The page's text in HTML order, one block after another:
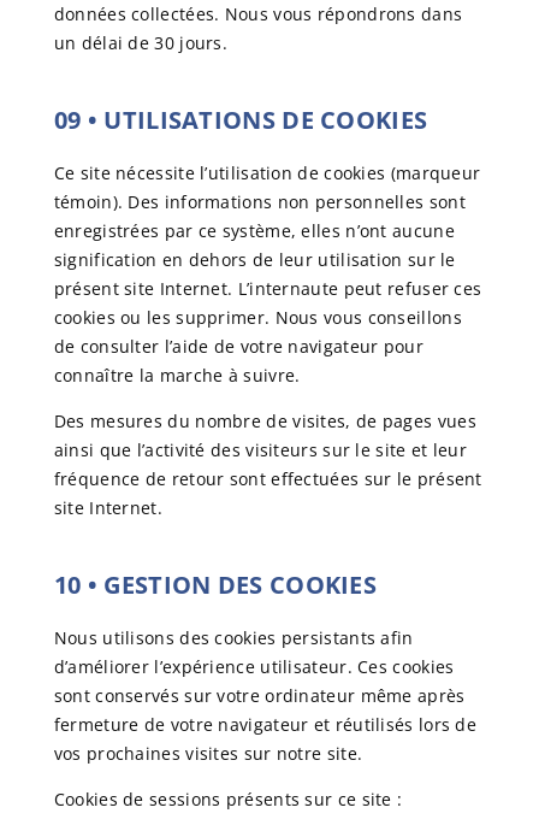
données collectées. Nous vous répondrons dans
un délai de 30 jours.
09 • UTILISATIONS DE COOKIES
Ce site nécessite l’utilisation de cookies (marqueur
témoin). Des informations non personnelles sont
enregistrées par ce système, elles n’ont aucune
signification en dehors de leur utilisation sur le
présent site Internet. L’internaute peut refuser ces
cookies ou les supprimer. Nous vous conseillons
de consulter l’aide de votre navigateur pour
connaître la marche à suivre.
Des mesures du nombre de visites, de pages vues
ainsi que l’activité des visiteurs sur le site et leur
fréquence de retour sont effectuées sur le présent
site Internet.
10 • GESTION DES COOKIES
Nous utilisons des cookies persistants afin
d’améliorer l’expérience utilisateur. Ces cookies
sont conservés sur votre ordinateur même après
fermeture de votre navigateur et réutilisés lors de
vos prochaines visites sur notre site.
Cookies de sessions présents sur ce site :